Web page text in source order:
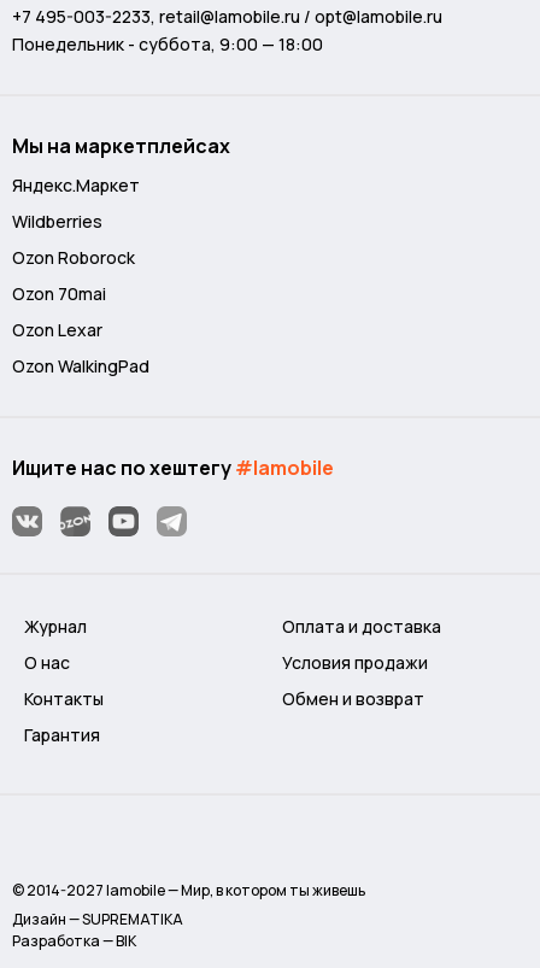
+7 495-003-2233, retail@lamobile.ru / opt@lamobile.ru
Понедельник - суббота, 9:00 — 18:00
Журнал
О нас
Контакты
Гарантия
Оплата и доставка
Условия продажи
Обмен и возврат
Мы на маркетплейсах
Яндекс.Маркет
Wildberries
Ozon Roborock
Ozon 70mai
Ozon Lexar
Ozon WalkingPad
Ищите нас по хештегу#lamobile
© 2014-2027 lamobile — Мир, в котором ты живешь
Дизайн — SUPREMATIKA
Разработка — BIK